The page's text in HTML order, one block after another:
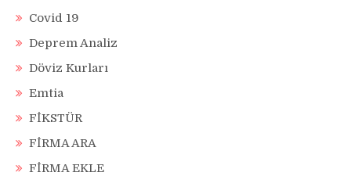
Covid 19
Deprem Analiz
Döviz Kurları
Emtia
FİKSTÜR
FİRMA ARA
FİRMA EKLE